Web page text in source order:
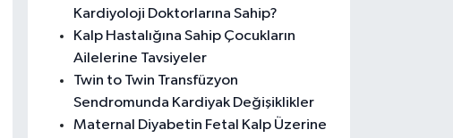
Kardiyoloji Doktorlarına Sahip?
Kalp Hastalığına Sahip Çocukların
Ailelerine Tavsiyeler
Twin to Twin Transfüzyon
Sendromunda Kardiyak Değişiklikler
Maternal Diyabetin Fetal Kalp Üzerine